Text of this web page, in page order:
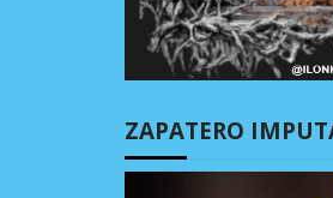
ZAPATERO